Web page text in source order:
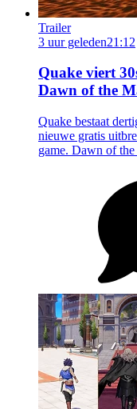
Trailer
3 uur geleden21:12
Quake viert
Dawn of the
Quake bestaat
nieuwe gratis
game. Dawn of